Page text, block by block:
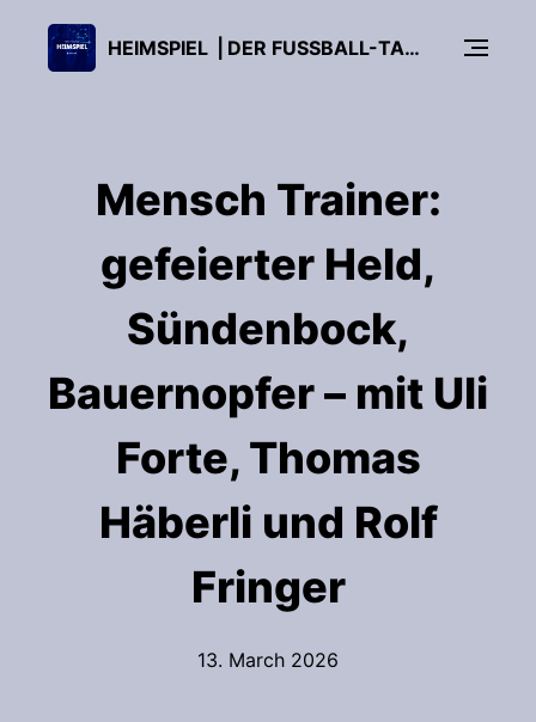
HEIMSPIEL ⎥ DER FUSSBALL-TALK
Mensch Trainer:
gefeierter Held,
Sündenbock,
Bauernopfer – mit Uli
Forte, Thomas
Häberli und Rolf
Fringer
13. March 2026